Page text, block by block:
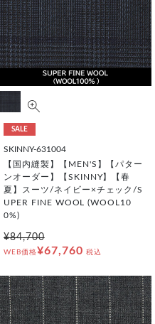
SALE
SKINNY-631004
【国内縫製】【MEN'S】【パター
ンオーダー】【SKINNY】【春
夏】スーツ/ネイビー×チェック/S
UPER FINE WOOL (WOOL10
0%)
¥84,700
WEB価格¥67,760 税込